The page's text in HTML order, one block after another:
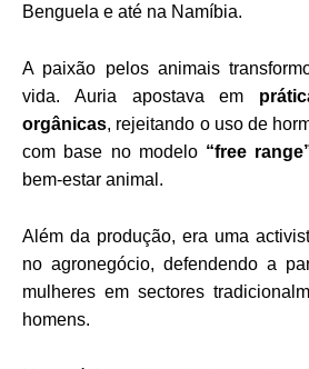
Benguela e até na Namíbia.
A paixão pelos animais
vida. Auria apostava em
orgânicas, rejeitando o uso de
com base no modelo “free
bem-estar animal.
Além da produção, era uma
no agronegócio, defendendo a
mulheres em sectores
homens.